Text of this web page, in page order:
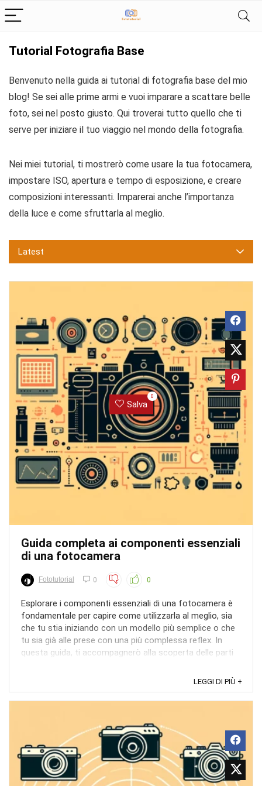
Tutorial Fotografia Base
Benvenuto nella guida ai tutorial di fotografia base del mio
blog! Se sei alle prime armi e vuoi imparare a scattare belle
foto, sei nel posto giusto. Qui troverai tutto quello che ti
serve per iniziare il tuo viaggio nel mondo della fotografia.
Nei miei tutorial, ti mostrerò come usare la tua fotocamera,
impostare ISO, apertura e tempo di esposizione, e creare
composizioni interessanti. Imparerai anche l’importanza
della luce e come sfruttarla al meglio.
Latest
Salva
0
Guida completa ai componenti essenziali
di una fotocamera
Fototutorial 0 0
Esplorare i componenti essenziali di una fotocamera è
fondamentale per capire come utilizzarla al meglio, sia
che tu stia iniziando con un modello più semplice o che
tu sia già alle prese con una più complessa reflex. In
questa guida, ti accompagnerò alla scoperta delle parti
LEGGI DI PIÙ +